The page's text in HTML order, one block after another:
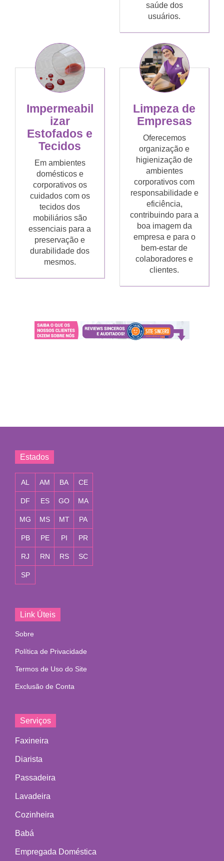
saúde dos
usuários.
Impermeabil
izar
Estofados e
Tecidos
Em ambientes
domésticos e
corporativos os
cuidados com os
tecidos dos
mobiliários são
essenciais para a
preservação e
durabilidade dos
mesmos.
Limpeza de
Empresas
Oferecemos
organização e
higienização de
ambientes
corporativos com
responsabilidade e
eficiência,
contribuindo para a
boa imagem da
empresa e para o
bem-estar de
colaboradores e
clientes.
Estados
AL AM BA CE
DF ES GO MA
MG MS MT PA
PB PE PI PR
RJ RN RS SC
SP
Link Úteis
Sobre
Política de Privacidade
Termos de Uso do Site
Exclusão de Conta
Serviços
Faxineira
Diarista
Passadeira
Lavadeira
Cozinheira
Babá
Empregada Doméstica